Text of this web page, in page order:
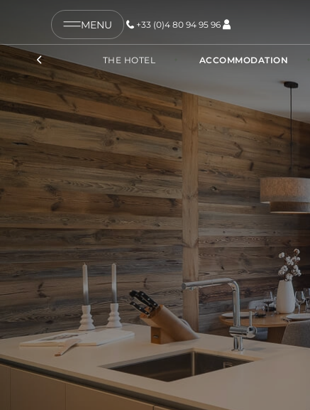
MENU +33 (0)4 80 94 95 96
THE HOTEL ACCOMMODATION
COPY LINK
SEND BY EMAIL